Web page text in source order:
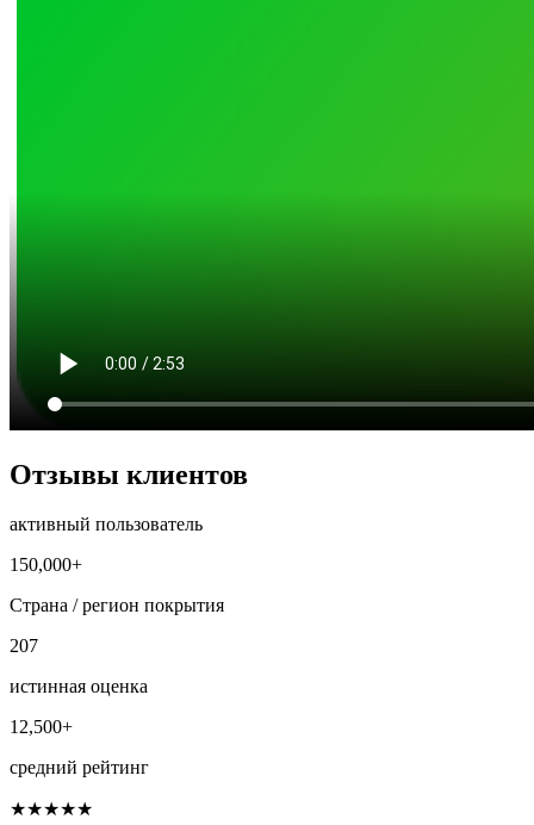
Отзывы клиентов
активный пользователь
150,000+
Страна / регион покрытия
207
истинная оценка
12,500+
средний рейтинг
★★★★★